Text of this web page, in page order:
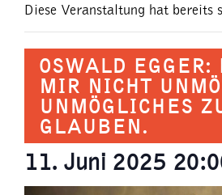
Diese Veranstaltung hat bereits
OSWALD EGGER:
MIR NICHT
UNMÖGLICHES
GLAUBEN.
11. Juni 2025